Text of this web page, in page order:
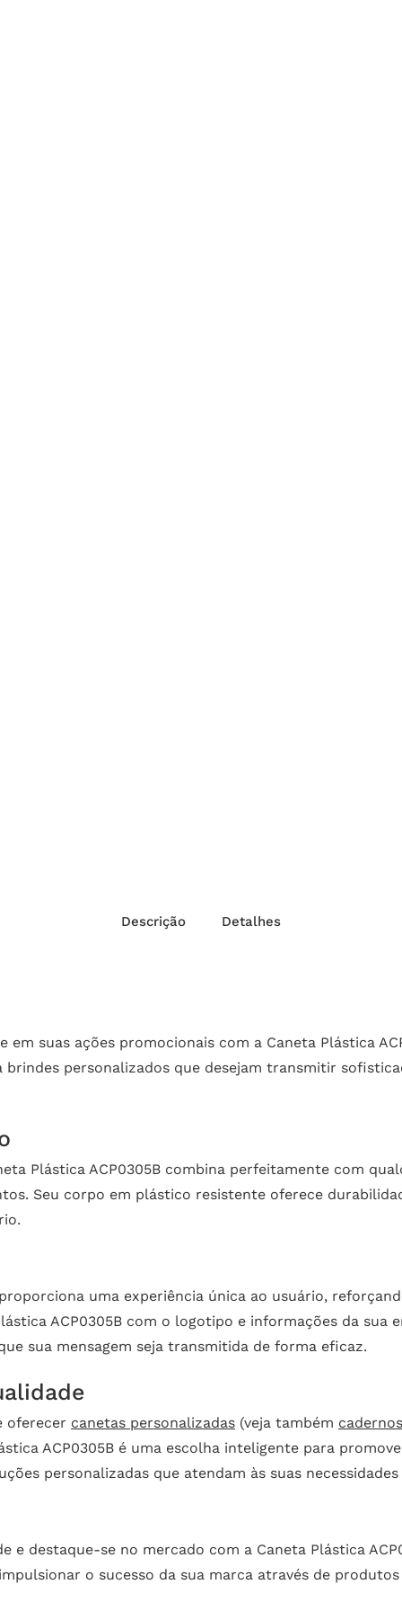
Descrição Detalhes
suas ações promocionais com a Caneta Plástica
personalizados que desejam transmitir
Plástica ACP0305B combina perfeitamente com
Seu corpo em plástico resistente oferece
uma experiência única ao usuário,
ACP0305B com o logotipo e informações da sua
sua mensagem seja transmitida de forma eficaz.
oferecer canetas personalizadas (veja também
ACP0305B é uma escolha inteligente para
personalizadas que atendam às suas
e destaque-se no mercado com a Caneta Plástica
o sucesso da sua marca através de